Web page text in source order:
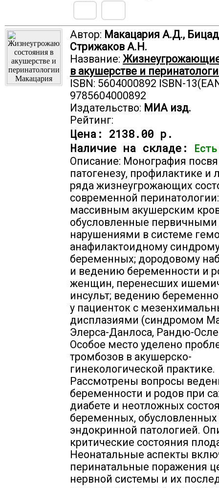
Автор: Макацария А.Д.,
Стрижаков А.Н.
Название:
в акушерстве и
ISBN: 5604000892 ISBN-
9785604000892
Издательство: МИА изд.
Рейтинг:
Цена: 2138.00 р.
Наличие на складе:
Описание: Монография
патогенезу, профилактике и
ряда жизнеугрожающих
современной перинатологии:
массивным акушерским
обусловленные первичными
нарушениями в системе
анафилактоидному
беременных; дородовому
и ведению беременности и
женщин, перенесших
инсульт; ведению
у пациенток с
дисплазиями (синдромом
Элерса-Данлоса, Рандю-
Особое место уделено
тромбозов в акушерско-
гинекологической практике.
Рассмотрены вопросы
беременности и родов при
диабете и неотложных
беременных, обусловленных
эндокринной патологией.
критические состояния
Неонатальные аспекты
перинатальные поражения
нервной системы и их